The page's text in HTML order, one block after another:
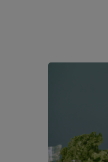
Odpowiednio